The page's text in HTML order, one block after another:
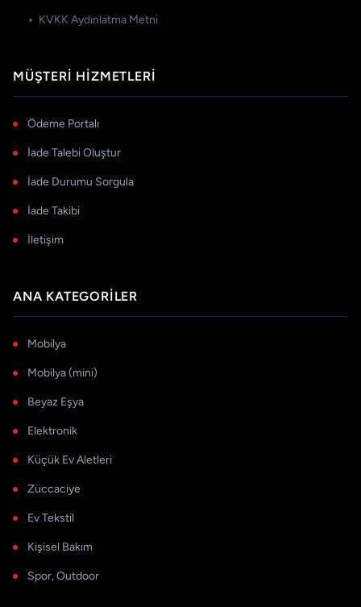
KVKK Aydınlatma Metni
MÜŞTERI HIZMETLERI
Ödeme Portalı
İade Talebi Oluştur
İade Durumu Sorgula
İade Takibi
İletişim
ANA KATEGORILER
Mobilya
Mobilya (mini)
Beyaz Eşya
Elektronik
Küçük Ev Aletleri
Züccaciye
Ev Tekstil
Kişisel Bakım
Spor, Outdoor